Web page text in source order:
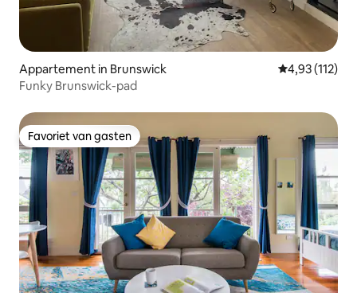
Appartement in Brunswick Gemiddelde
4,93 (112)
Funky Brunswick-pad
Favoriet van gasten
Favoriet van gasten